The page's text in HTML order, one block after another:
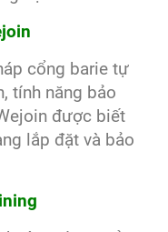
cổng barie tự
tính năng bảo
được biết
lắp đặt và bảo